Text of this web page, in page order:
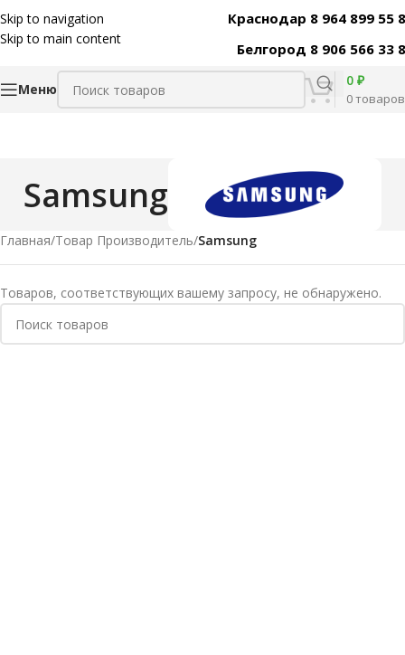
Skip to navigation
Skip to main content
Краснодар 8 964 899 55
Белгород 8 906 566 33
Меню
0товаров
0 ₽
Samsung
Главная/Товар Производитель/Samsung
Товаров, соответствующих вашему запросу, не обнаружено.